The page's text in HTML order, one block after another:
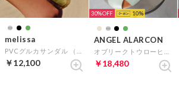
melissa
￥12,100
30% 10
ANGEL ALARCON
￥18,480